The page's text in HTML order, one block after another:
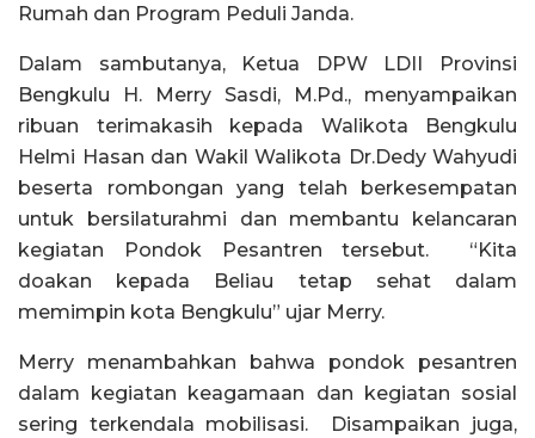
Rumah dan Program Peduli Janda.
Dalam sambutanya, Ketua DPW LDII Provinsi
Bengkulu H. Merry Sasdi, M.Pd., menyampaikan
ribuan terimakasih kepada Walikota Bengkulu
Helmi Hasan dan Wakil Walikota Dr.Dedy Wahyudi
beserta rombongan yang telah berkesempatan
untuk bersilaturahmi dan membantu kelancaran
kegiatan Pondok Pesantren tersebut. “Kita
doakan kepada Beliau tetap sehat dalam
memimpin kota Bengkulu” ujar Merry.
Merry menambahkan bahwa pondok pesantren
dalam kegiatan keagamaan dan kegiatan sosial
sering terkendala mobilisasi. Disampaikan juga,